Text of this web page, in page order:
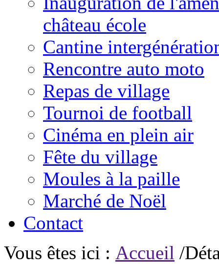
château école
Cantine
Rencontre auto moto
Repas de village
Tournoi de football
Cinéma en plein air
Fête du village
Moules à la paille
Marché de Noël
Contact
Vous êtes ici : Accueil /